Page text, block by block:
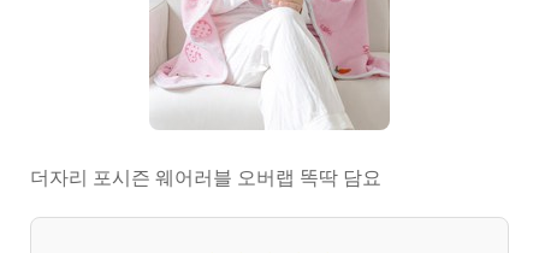
더자리 포시즌 웨어러블 오버랩 똑딱 담요